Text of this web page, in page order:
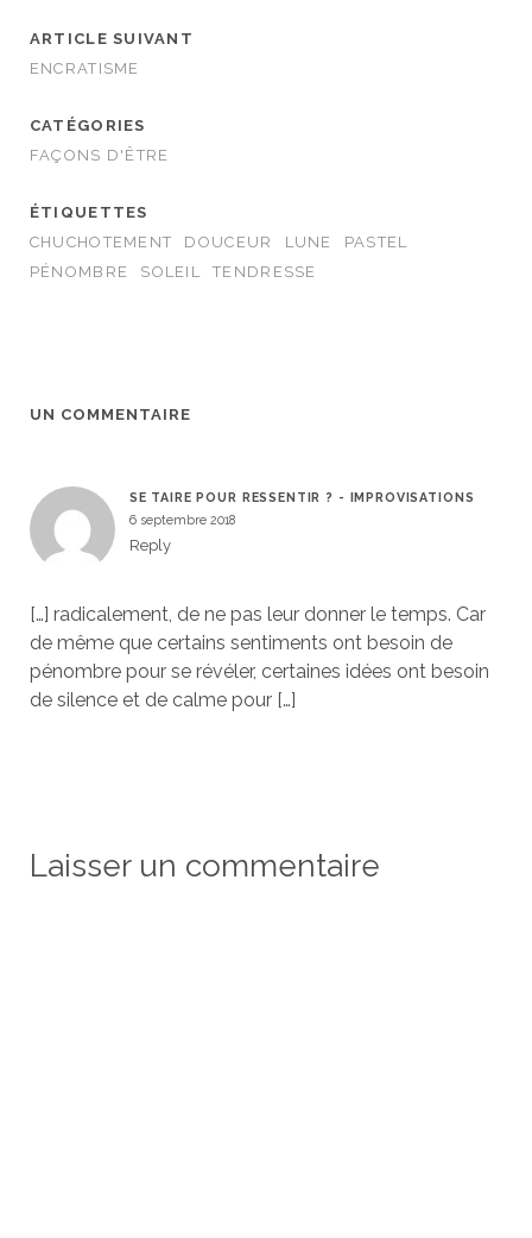
ARTICLE SUIVANT
ENCRATISME
CATÉGORIES
FAÇONS D'ÊTRE
ÉTIQUETTES
CHUCHOTEMENT
DOUCEUR LUNE
PASTEL
PÉNOMBRE
SOLEIL TENDRESSE
UN COMMENTAIRE
SE TAIRE POUR RESSENTIR ? - IMPROVISATIONS
6 septembre 2018
Reply
[…] radicalement, de ne pas leur donner le temps. Car
de même que certains sentiments ont besoin de
pénombre pour se révéler, certaines idées ont besoin
de silence et de calme pour […]
Laisser un commentaire